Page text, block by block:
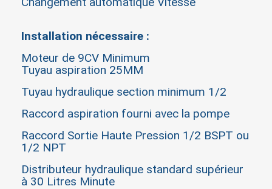
Installation nécessaire :
Moteur de 9CV Minimum
Tuyau aspiration 25MM
Tuyau hydraulique section minimum 1/2
Raccord aspiration fourni avec la pompe
Raccord Sortie Haute Pression 1/2 BSPT ou
1/2 NPT
Distributeur hydraulique standard supérieur
à 30 Litres Minute
Sign in
You need to be logged in to save products in your
Cancel